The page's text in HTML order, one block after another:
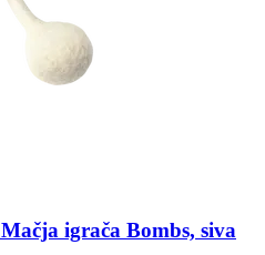
Mačja igrača Bombs, siva